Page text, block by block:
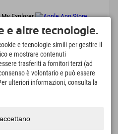
Explorer
ristoranti e
4.634km
e altre tecnologie.
e tecnologie simili per gestire il
e mostrare contenuti
trasferiti a fornitori terzi (ad
è volontario e può essere
ulteriori informazioni, consulta la